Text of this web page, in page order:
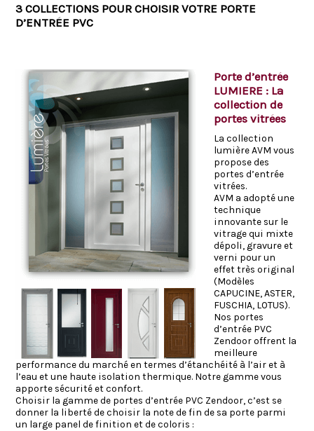
3 COLLECTIONS POUR CHOISIR VOTRE PORTE
D’ENTRÉE PVC
Porte d’entrée
LUMIERE : La
collection de
portes vitrées
La collection
lumière AVM vous
propose des
portes d’entrée
vitrées.
AVM a adopté une
technique
innovante sur le
vitrage qui mixte
dépoli, gravure et
verni pour un
effet très original
(Modèles
CAPUCINE, ASTER,
FUSCHIA, LOTUS).
Nos portes
d’entrée PVC
Zendoor offrent la
meilleure
performance du marché en termes d’étanchéité à l’air et à
l’eau et une haute isolation thermique. Notre gamme vous
apporte sécurité et confort.
Choisir la gamme de portes d’entrée PVC Zendoor, c’est se
donner la liberté de choisir la note de fin de sa porte parmi
un large panel de finition et de coloris :